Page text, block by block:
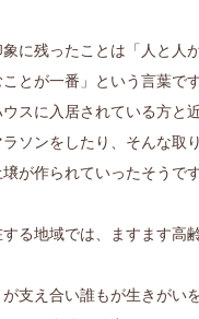
に残ったことは「人と人
とが一番」という言葉で
スに入居されている方と
ソンをしたり、そんな取
が作られていったそうです
る地域では、ますます高
支え合い誰もが生きがい